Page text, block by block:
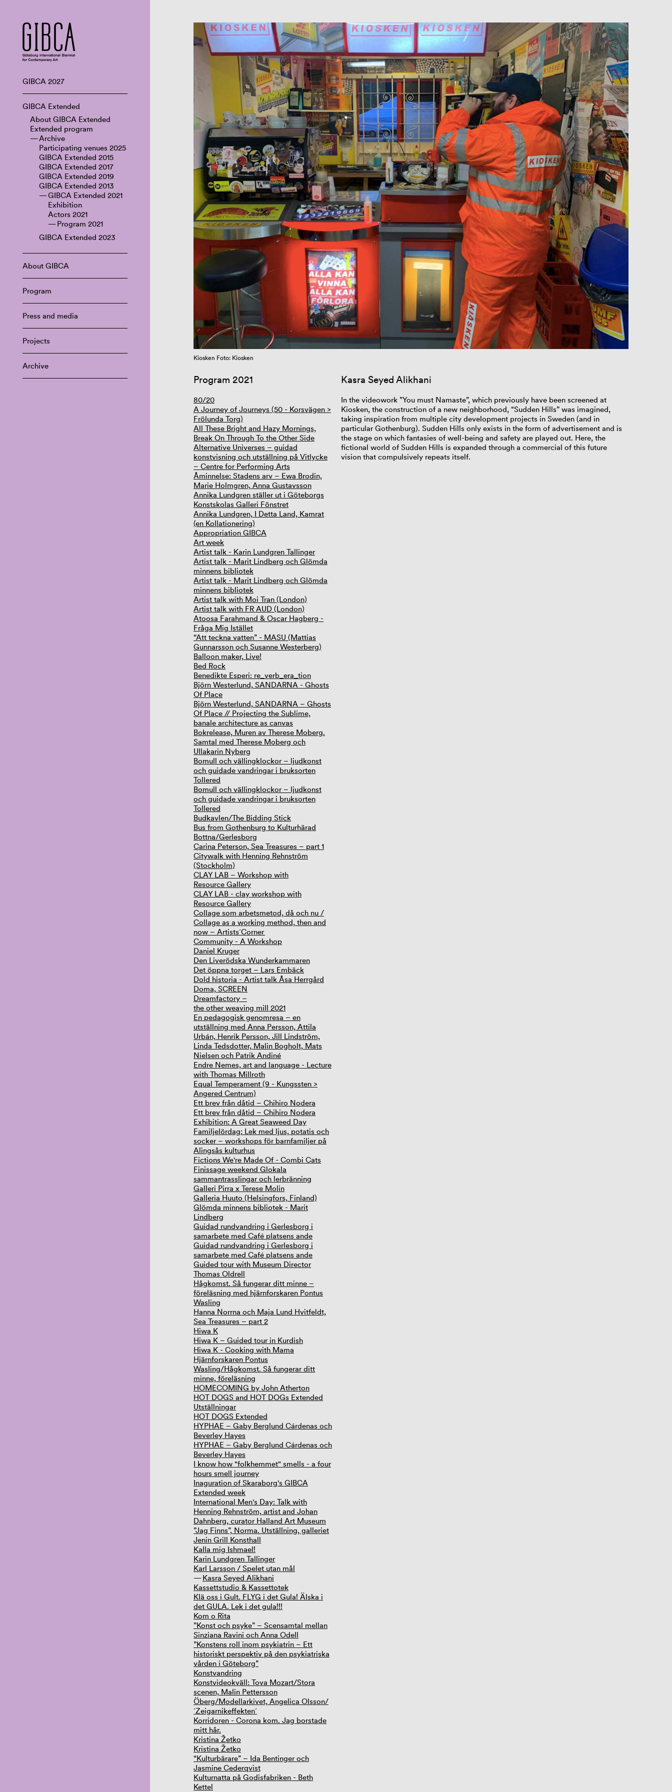
GIBCA 2027
GIBCA Extended
About GIBCA Extended
Extended program
Archive
Participating venues 2025
GIBCA Extended 2015
GIBCA Extended 2017
GIBCA Extended 2019
GIBCA Extended 2013
GIBCA Extended 2021
Exhibition
Actors 2021
Program 2021
GIBCA Extended 2023
About GIBCA
Program
Press and media
Projects
Archive
Kiosken Foto: Kiosken
Program 2021
80/20
A Journey of Journeys (50 - Korsvägen >
Frölunda Torg)
All These Bright and Hazy Mornings,
Break On Through To the Other Side
Alternative Universes – guidad
konstvisning och utställning på Vitlycke
– Centre for Performing Arts
Åminnelse: Stadens arv – Ewa Brodin,
Marie Holmgren, Anna Gustavsson
Annika Lundgren ställer ut i Göteborgs
Konstskolas Galleri Fönstret
Annika Lundgren, I Detta Land, Kamrat
(en Kollationering)
Appropriation GIBCA
Art week
Artist talk - Karin Lundgren Tallinger
Artist talk - Marit Lindberg och Glömda
minnens bibliotek
Artist talk - Marit Lindberg och Glömda
minnens bibliotek
Artist talk with Moi Tran (London)
Artist talk with FR AUD (London)
Atoosa Farahmand & Oscar Hagberg -
Fråga Mig Istället
“Att teckna vatten” - MASU (Mattias
Gunnarsson och Susanne Westerberg)
Balloon maker, Live!
Bed Rock
Benedikte Esperi: re_verb_era_tion
Björn Westerlund, SANDARNA - Ghosts
Of Place
Björn Westerlund, SANDARNA – Ghosts
Of Place // Projecting the Sublime,
banale architecture as canvas
Bokrelease, Muren av Therese Moberg.
Samtal med Therese Moberg och
Ullakarin Nyberg
Bomull och vällingklockor – ljudkonst
och guidade vandringar i bruksorten
Tollered
Bomull och vällingklockor – ljudkonst
och guidade vandringar i bruksorten
Tollered
Budkavlen/The Bidding Stick
Bus from Gothenburg to Kulturhärad
Bottna/Gerlesborg
Carina Peterson, Sea Treasures – part 1
Citywalk with Henning Rehnström
(Stockholm)
CLAY LAB – Workshop with
Resource Gallery
CLAY LAB - clay workshop with
Resource Gallery
Collage som arbetsmetod, då och nu /
Collage as a working method, then and
now – Artists´Corner
Community - A Workshop
Daniel Kruger
Den Liverödska Wunderkammaren
Det öppna torget – Lars Embäck
Dold historia - Artist talk Åsa Herrgård
Doma, SCREEN
Dreamfactory –
the other weaving mill 2021
En pedagogisk genomresa – en
utställning med Anna Persson, Attila
Urbán, Henrik Persson, Jill Lindström,
Linda Tedsdotter, Malin Bogholt, Mats
Nielsen och Patrik Andiné
Endre Nemes, art and language - Lecture
with Thomas Millroth
Equal Temperament (9 - Kungssten >
Angered Centrum)
Ett brev från dåtid – Chihiro Nodera
Ett brev från dåtid – Chihiro Nodera
Exhibition: A Great Seaweed Day
Familjelördag: Lek med ljus, potatis och
socker – workshops för barnfamiljer på
Alingsås kulturhus
Fictions We're Made Of - Combi Cats
Finissage weekend Glokala
sammantrasslingar och lerbränning
Galleri Pirra x Terese Molin
Galleria Huuto (Helsingfors, Finland)
Glömda minnens bibliotek - Marit
Lindberg
Guidad rundvandring i Gerlesborg i
samarbete med Café platsens ande
Guidad rundvandring i Gerlesborg i
samarbete med Café platsens ande
Guided tour with Museum Director
Thomas Oldrell
Hågkomst. Så fungerar ditt minne –
föreläsning med hjärnforskaren Pontus
Wasling
Hanna Norrna och Maja Lund Hvitfeldt,
Sea Treasures – part 2
Hiwa K
Hiwa K – Guided tour in Kurdish
Hiwa K - Cooking with Mama
Hjärnforskaren Pontus
Wasling/Hågkomst. Så fungerar ditt
minne, föreläsning
HOMECOMING by John Atherton
HOT DOGS and HOT DOGs Extended
Utställningar
HOT DOGS Extended
HYPHAE – Gaby Berglund Cárdenas och
Beverley Hayes
HYPHAE – Gaby Berglund Cárdenas och
Beverley Hayes
I know how "folkhemmet" smells - a four
hours smell journey
Inaguration of Skaraborg's GIBCA
Extended week
International Men's Day: Talk with
Henning Rehnström, artist and Johan
Dahnberg, curator Halland Art Museum
”Jag Finns”, Norma. Utställning, galleriet
Jenin Grill Konsthall
Kalla mig Ishmael!
Karin Lundgren Tallinger
Karl Larsson / Spelet utan mål
Kasra Seyed Alikhani
Kassettstudio & Kassettotek
Klä oss i Gult. FLYG i det Gula! Älska i
det GULA. Lek i det gula!!!
Kom o Rita
”Konst och psyke” – Scensamtal mellan
Sinziana Ravini och Anna Odell
”Konstens roll inom psykiatrin – Ett
historiskt perspektiv på den psykiatriska
vården i Göteborg”
Konstvandring
Konstvideokväll: Tova Mozart/Stora
scenen, Malin Pettersson
Öberg/Modellarkivet, Angelica Olsson/
`Zeigarnikeffekten´
Korridoren - Corona kom. Jag borstade
mitt hår.
Kristina Žetko
Kristina Žetko
“Kulturbärare” – Ida Bentinger och
Jasmine Cederqvist
Kulturnatta på Godisfabriken - Beth
Kettel
Kasra Seyed Alikhani
In the videowork”You must Namaste”, which previously have been screened at
Kiosken, the construction of a new neighborhood, “Sudden Hills” was imagined,
taking inspiration from multiple city development projects in Sweden (and in
particular Gothenburg). Sudden Hills only exists in the form of advertisement and is
the stage on which fantasies of well-being and safety are played out. Here, the
fictional world of Sudden Hills is expanded through a commercial of this future
vision that compulsively repeats itself.